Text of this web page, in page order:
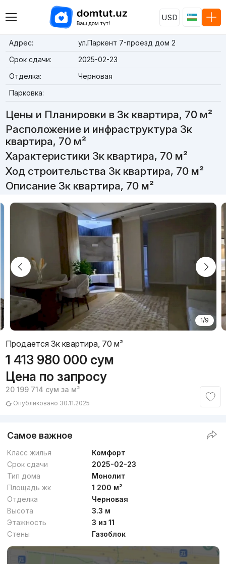
USD
Адрес:
ул.Паркент 7-проезд дом 2
Срок сдачи:
2025-02-23
Отделка:
Черновая
Парковка:
Цены и Планировки в 3к квартира, 70 м²
Расположение и инфраструктура 3к
квартира, 70 м²
Характеристики 3к квартира, 70 м²
Ход строительства 3к квартира, 70 м²
Описание 3к квартира, 70 м²
1/9
Продается 3к квартира, 70 м²
1 413 980 000 сум
Цена по запросу
20 199 714 сум за м²
Опубликовано 30.11.2025
Самое важное
Класс жилья
Комфорт
Срок сдачи
2025-02-23
Тип дома
Монолит
Площадь жк
1 200 м²
Отделка
Черновая
Высота
3.3 м
Этажность
3 из 11
Стены
Газоблок